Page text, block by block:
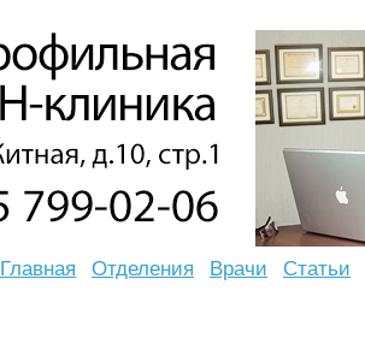
Главная Отделения Врачи Статьи